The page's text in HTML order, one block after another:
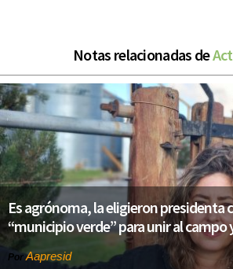
Notas relacionadas de
Es agrónoma, la eligieron presidenta
“municipio verde” para unir al campo
PorAapresid